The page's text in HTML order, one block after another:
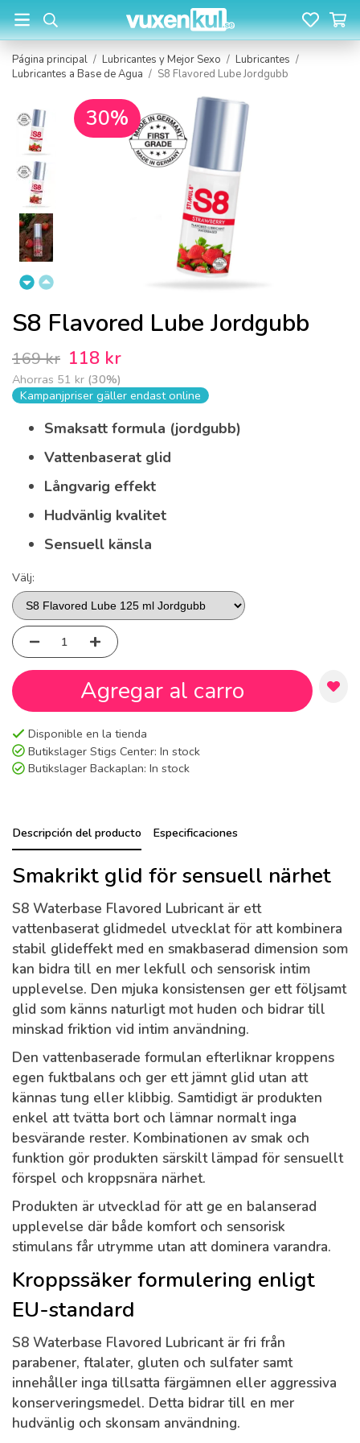
Página principal / Lubricantes y Mejor Sexo / Lubricantes /
Lubricantes a Base de Agua / S8 Flavored Lube Jordgubb
30%
S8 Flavored Lube Jordgubb
169 kr 118 kr
Ahorras 51 kr (30%)
Kampanjpriser gäller endast online
Smaksatt formula (jordgubb)
Vattenbaserat glid
Långvarig effekt
Hudvänlig kvalitet
Sensuell känsla
Välj:
Agregar al carro
Disponible en la tienda
Butikslager Stigs Center: In stock
Butikslager Backaplan: In stock
Descripción del producto Especificaciones
Smakrikt glid för sensuell närhet
S8 Waterbase Flavored Lubricant är ett
vattenbaserat glidmedel utvecklat för att kombinera
stabil glideffekt med en smakbaserad dimension som
kan bidra till en mer lekfull och sensorisk intim
upplevelse. Den mjuka konsistensen ger ett följsamt
glid som känns naturligt mot huden och bidrar till
minskad friktion vid intim användning.
Den vattenbaserade formulan efterliknar kroppens
egen fuktbalans och ger ett jämnt glid utan att
kännas tung eller klibbig. Samtidigt är produkten
enkel att tvätta bort och lämnar normalt inga
besvärande rester. Kombinationen av smak och
funktion gör produkten särskilt lämpad för sensuellt
förspel och kroppsnära närhet.
Produkten är utvecklad för att ge en balanserad
upplevelse där både komfort och sensorisk
stimulans får utrymme utan att dominera varandra.
Kroppssäker formulering enligt
EU-standard
S8 Waterbase Flavored Lubricant är fri från
parabener, ftalater, gluten och sulfater samt
innehåller inga tillsatta färgämnen eller aggressiva
konserveringsmedel. Detta bidrar till en mer
hudvänlig och skonsam användning.